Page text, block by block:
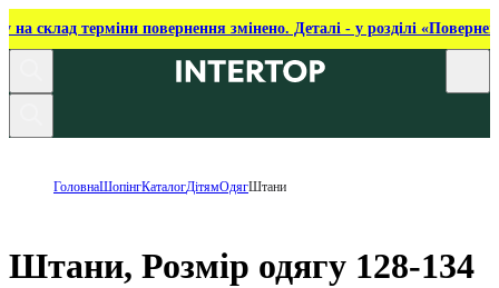
на склад терміни повернення змінено. Деталі - у розділі
ГоловнаШопінгКаталогДітямОдягШтани
Штани, Розмір одягу 128-134